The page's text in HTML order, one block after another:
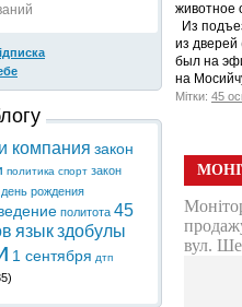
животное
Из
из дверей
был на
на
Мітки: 45
компания закон
политика спорт закон
день рождения
политота 45
языкздобулы
1 сентября дтп